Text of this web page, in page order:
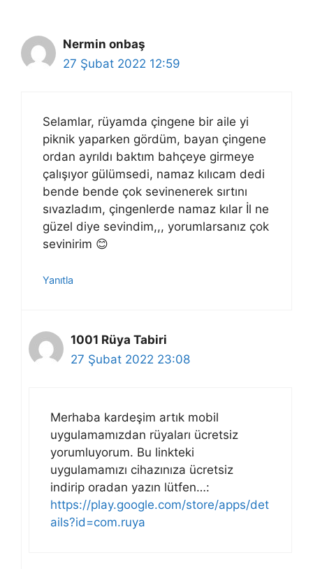
Nermin onbaş
27 Şubat 2022 12:59
Selamlar, rüyamda çingene bir aile yi
piknik yaparken gördüm, bayan çingene
ordan ayrıldı baktım bahçeye girmeye
çalışıyor gülümsedi, namaz kılıcam dedi
bende bende çok sevinenerek sırtını
sıvazladım, çingenlerde namaz kılar İl ne
güzel diye sevindim,,, yorumlarsanız çok
sevinirim 😊
Yanıtla
1001 Rüya Tabiri
27 Şubat 2022 23:08
Merhaba kardeşim artık mobil
uygulamamızdan rüyaları ücretsiz
yorumluyorum. Bu linkteki
uygulamamızı cihazınıza ücretsiz
indirip oradan yazın lütfen…:
https://play.google.com/store/apps/det
ails?id=com.ruya